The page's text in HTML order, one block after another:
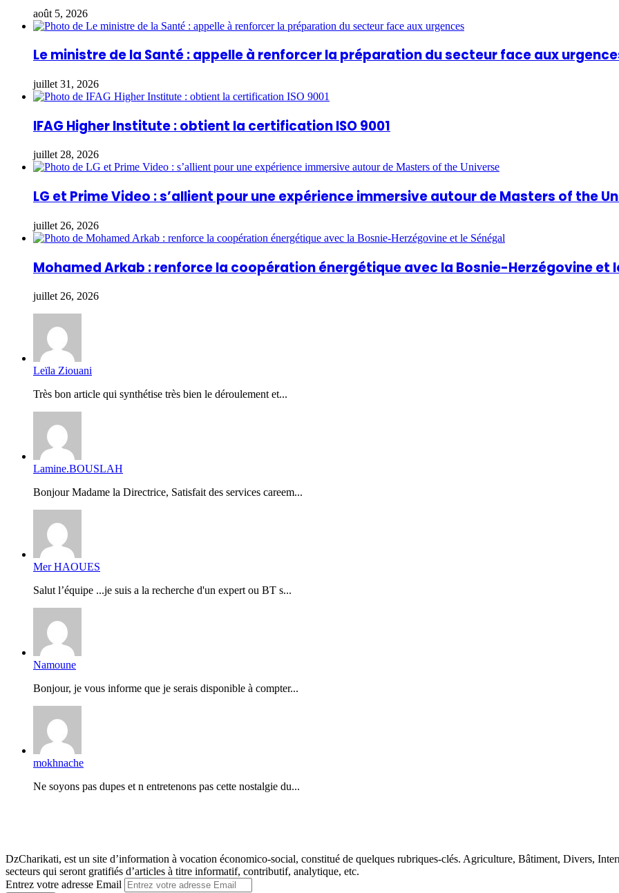
août 5, 2026
Le ministre de la Santé : appelle à renforcer la préparation du secteur face aux
juillet 31, 2026
IFAG Higher Institute : obtient la certification ISO 9001
juillet 28, 2026
LG et Prime Video : s’allient pour une expérience immersive autour de Masters of the
juillet 26, 2026
Mohamed Arkab : renforce la coopération énergétique avec la Bosnie-Herzégovine et
juillet 26, 2026
Leïla Ziouani
Très bon article qui synthétise très bien le déroulement et...
Lamine.BOUSLAH
Bonjour Madame la Directrice, Satisfait des services careem...
Mer HAOUES
Salut l’équipe ...je suis a la recherche d'un expert ou BT s...
Namoune
Bonjour, je vous informe que je serais disponible à compter...
mokhnache
Ne soyons pas dupes et n entretenons pas cette nostalgie du...
DzCharikati, est un site d’information à vocation économico-social, constitué de quelques rubriques-clés. Agriculture, Bâtiment, Divers,
secteurs qui seront gratifiés d’articles à titre informatif, contributif, analytique, etc.
Entrez votre adresse Email